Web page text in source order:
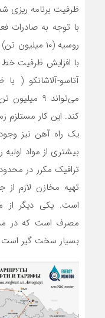
ظرفیت برنامه ریزی شده خود (۲۰
روسیه (۱۰
با افزایش ظرفیت خط
می‌تواند ۹
کند. این کار مستلزم
یک راه آهن نیز
بیشتری از مواد
ترافیک مکرر در
تهیه مخازن لازم
است. یکی دیگر از
مصرف است که در
بسیار سخت گیر است.